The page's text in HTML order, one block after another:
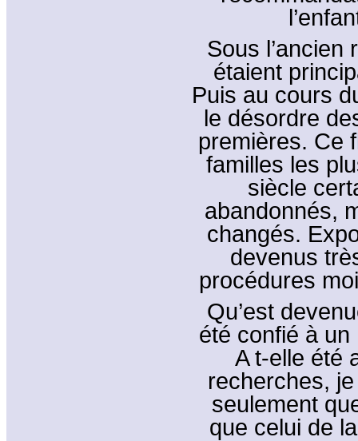
Sous l’ancien
étaient
Puis au cours
le désordre
premières. Ce
familles les
siècle
abandonnés,
changés.
devenus
procédures
Qu’est
été confié à
A t-elle été
recherches,
seulement
que celui de